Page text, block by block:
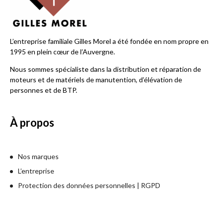
L’entreprise familiale Gilles Morel a été fondée en nom propre en
1995 en plein cœur de l’Auvergne.
Nous sommes spécialiste dans la distribution et réparation de
moteurs et de matériels de manutention, d’élévation de
personnes et de BTP.
À propos
Nos marques
L’entreprise
Protection des données personnelles | RGPD